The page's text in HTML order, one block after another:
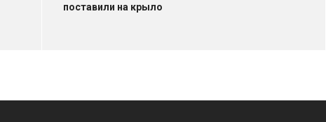
поставили на крыло